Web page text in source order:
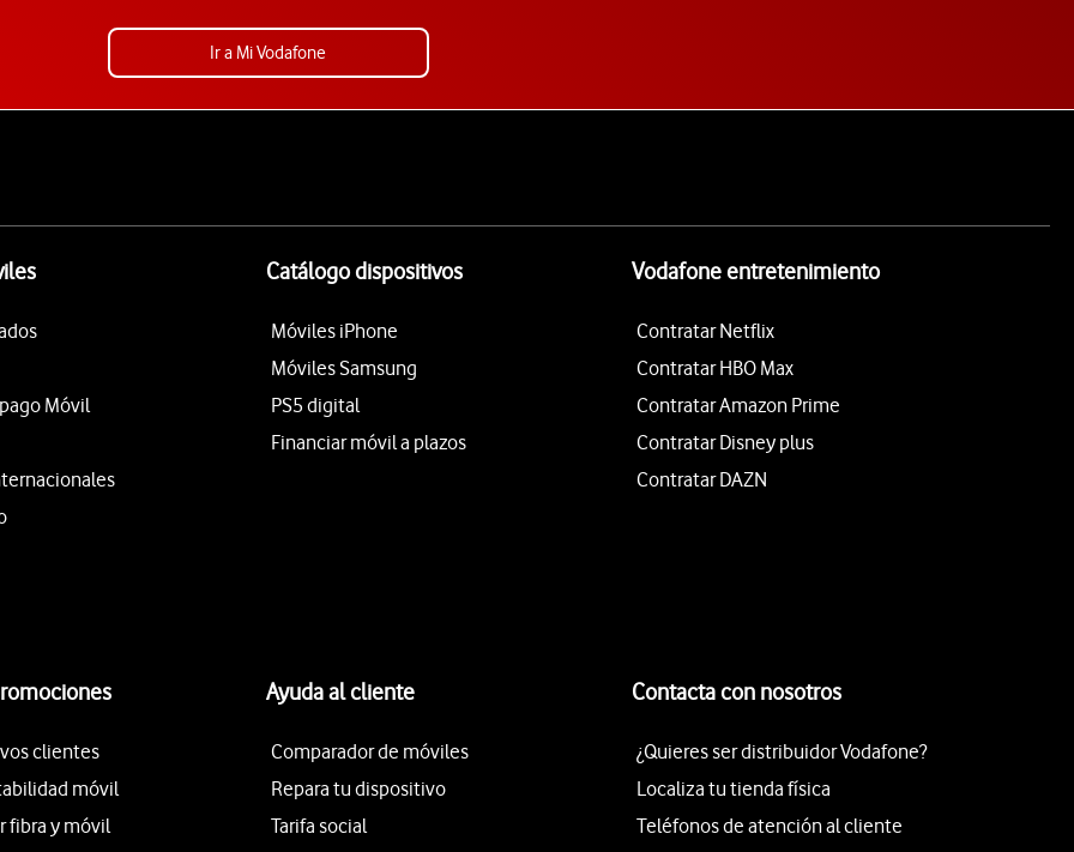
Ir a Mi Vodafone
Móvil
Catálogo dispositivos
Móviles iPhone
Móviles Samsung
PS5 digital
Financiar móvil a plazos
Vodafone entretenimiento
Contratar Netflix
Contratar HBO Max
Contratar Amazon Prime
Contratar Disney plus
Contratar DAZN
clientes
móvil
fibra y móvil
Ayuda al cliente
Comparador de móviles
Repara tu dispositivo
Tarifa social
Contacta con nosotros
¿Quieres ser distribuidor Vodafone?
Localiza tu tienda física
Teléfonos de atención al cliente